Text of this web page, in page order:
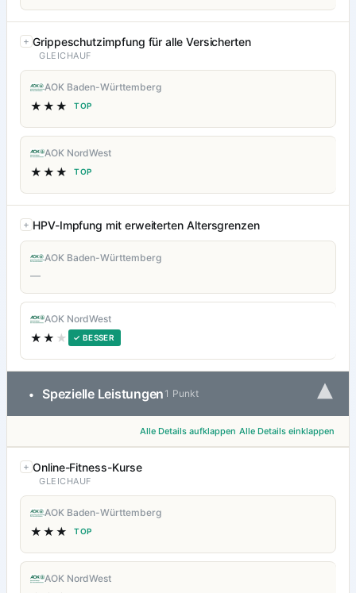
Grippeschutzimpfung für alle Versicherten
GLEICHAUF
AOK Baden-Württemberg
★★★ TOP
AOK NordWest
★★★ TOP
HPV-Impfung mit erweiterten Altersgrenzen
AOK Baden-Württemberg
—
AOK NordWest
★★ ★ ✓ BESSER
• Spezielle Leistungen 1 Punkt ▾
Alle Details aufklappen Alle Details einklappen
Online-Fitness-Kurse
GLEICHAUF
AOK Baden-Württemberg
★★★ TOP
AOK NordWest